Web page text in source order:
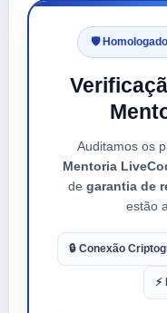
🛡️
Auditamos os
Mentoria
de garantia de
estão
🔒 Conexão